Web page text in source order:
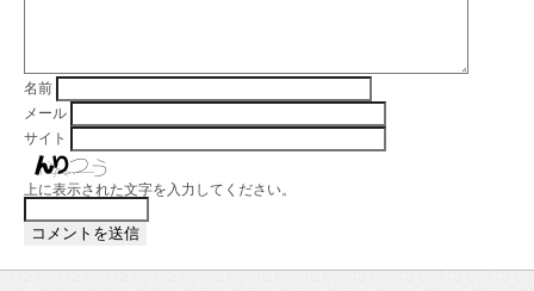
名前
メール
サイト
上に表示された文字を入力してください。